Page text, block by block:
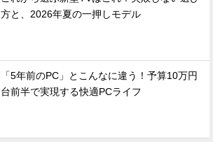
方と、2026年夏の一押しモデル
「5年前のPC」とこんなに違う！予算10万円
台前半で実現する快適PCライフ